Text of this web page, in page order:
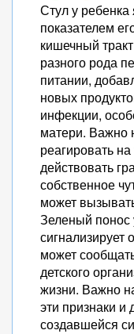
Стул у
показателем
кишечный
разного рода
питании,
новых
инфекции,
матери. Важно
реагировать
действовать
собственное
может
Зеленый понос
сигнализирует
может
детского
жизни. Важно
эти признаки и
создавшейся